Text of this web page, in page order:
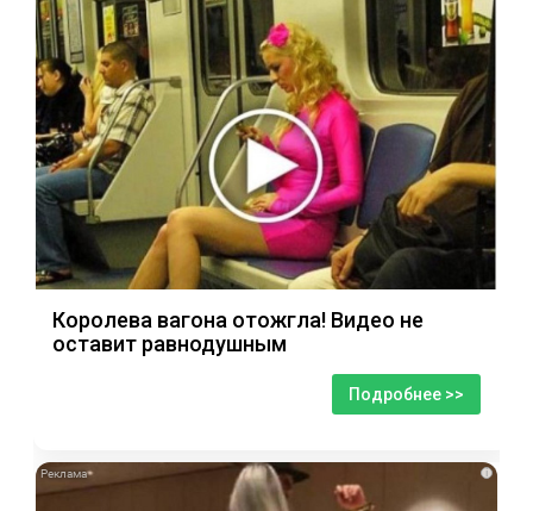
Королева вагона отожгла! Видео не
оставит равнодушным
Подробнее >>
i